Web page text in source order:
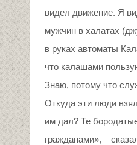
видел движение. Я
мужчин в халатах
в руках автоматы
что калашами
Знаю, потому что
Откуда эти люди
им дал? Те
гражданами», –